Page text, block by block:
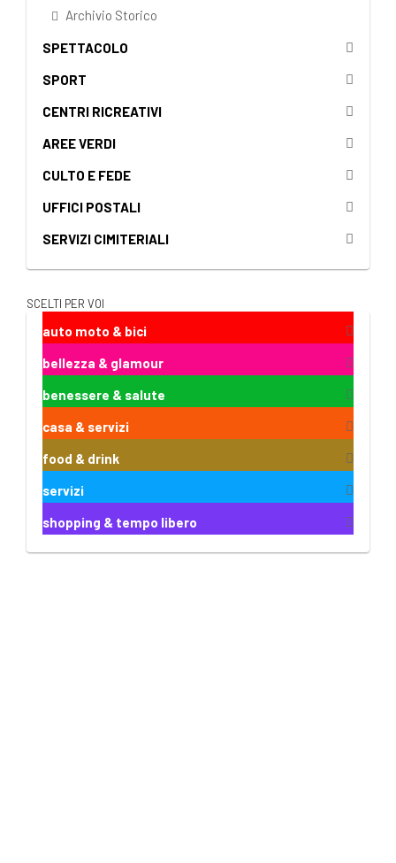
Archivio Storico
SPETTACOLO
SPORT
CENTRI RICREATIVI
AREE VERDI
CULTO E FEDE
UFFICI POSTALI
SERVIZI CIMITERIALI
SCELTI PER VOI
auto moto & bici
bellezza & glamour
benessere & salute
casa & servizi
food & drink
servizi
shopping & tempo libero